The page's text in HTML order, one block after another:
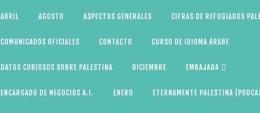
ABRIL AGOSTO ASPECTOS GENERALES CIFRAS DE REFUGIADOS
COMUNICADOS OFICIALES CONTACTO CURSO DE IDIOMA ÁRABE
DATOS CURIOSOS SOBRE PALESTINA DICIEMBRE EMBAJADA
ENCARGADO DE NEGOCIOS A.I. ENERO ETERNAMENTE PALESTINA